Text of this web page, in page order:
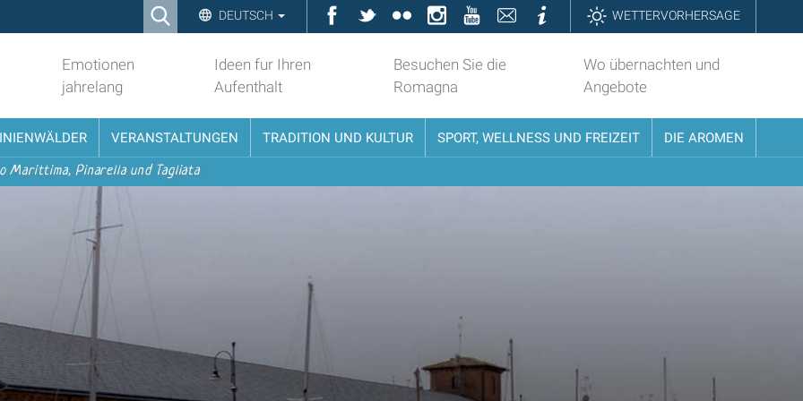
Ricerca DEUTSCH Facebook
TwitterFlickrInstagramYouTubeContattiInformazioniWETTERVORHERSAGE
Emotionen
jahrelang
Ideen fur Ihren
Aufenthalt
Besuchen Sie die
Romagna
Wo übernachten und
Angebote
VERANSTALTUNGEN TRADITION UND KULTUR SPORT, WELLNESS UND FREIZEIT DIE AROMEN
Marittima, Pinarella und Tagliata